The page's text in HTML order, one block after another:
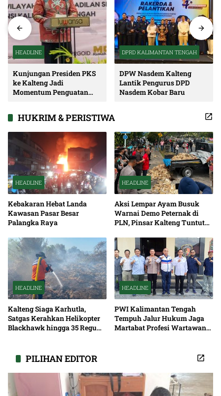
HEADLINE
Kunjungan Presiden PKS
ke Kalteng Jadi
Momentum Penguatan
DPRD KALIMANTAN TENGAH
DPW Nasdem Kalteng
Lantik Pengurus DPD
Nasdem Kobar Baru
HUKRIM & PERISTIWA
HEADLINE
Kebakaran Hebat Landa
Kawasan Pasar Besar
Palangka Raya
HEADLINE
Aksi Lempar Ayam Busuk
Warnai Demo Peternak di
PLN, Pinsar Kalteng Tuntut
HEADLINE
Kalteng Siaga Karhutla,
Satgas Kerahkan Helikopter
Blackhawk hingga 35 Regu
HEADLINE
PWI Kalimantan Tengah
Tempuh Jalur Hukum Jaga
Martabat Profesi Wartawan
PILIHAN EDITOR